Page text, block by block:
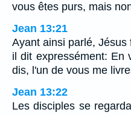
vous êtes purs, mais
Jean 13:21
Ayant ainsi parlé,
il dit expressément: En
dis, l'un de vous me
Jean 13:22
Les disciples se